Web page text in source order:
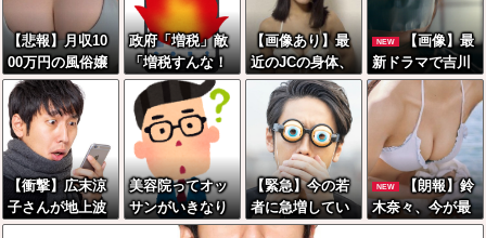
【悲報】月収10
00万円の風俗嬢
の1日あたりのセ
ッ■ス回数がこ
ちら
政府「増税」敵
「増税すんな！
増税メガネ！」
→政府「減税」
敵「減税すん
な！社会保障ど
うなる！」
【画像あり】最
近のJCの身体、
健康的ｗｗｗｗ
ｗｗｗｗｗｗｗ
ｗｗｗｗ
NEW
【画像】最
新ドラマで吉川
愛が縛られるシ
ーン、クッソシ
コいwwwwwww
w
【衝撃】広末涼
子さんが地上波
にスピード復帰
美容院ってオッ
サンがいきなり
行っても大丈夫
【緊急】今の若
者に急増してい
る『コレ』依
NEW
【朗報】鈴
木奈々、今が最
も●●とのこと(画